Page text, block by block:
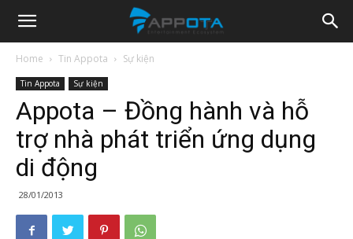
Appota
News
Home Tin Appota Sự kiện
Tin Appota Sự kiện
Appota – Đồng hành và hỗ
trợ nhà phát triển ứng dụng
di động
28/01/2013